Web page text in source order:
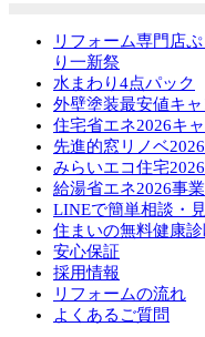
リフォーム専門店
り一新祭
水まわり4点パック
外壁塗装最安値キ
住宅省エネ2026キ
先進的窓リノベ
みらいエコ住宅
給湯省エネ2026事業
LINEで簡単相談・
住まいの無料健康
安心保証
採用情報
リフォームの流れ
よくあるご質問